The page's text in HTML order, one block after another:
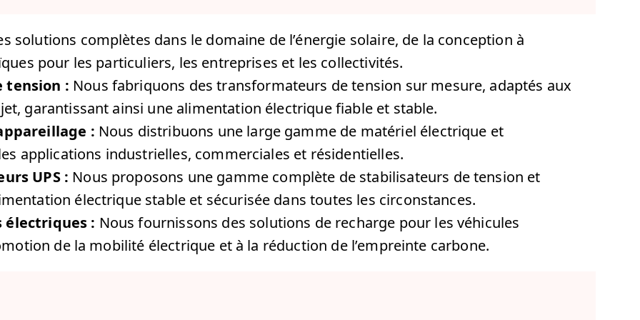
solutions complètes dans le domaine de l’énergie solaire, de la conception à
pour les particuliers, les entreprises et les collectivités.
tension : Nous fabriquons des transformateurs de tension sur mesure, adaptés aux
garantissant ainsi une alimentation électrique fiable et stable.
: Nous distribuons une large gamme de matériel électrique et
applications industrielles, commerciales et résidentielles.
UPS : Nous proposons une gamme complète de stabilisateurs de tension et
électrique stable et sécurisée dans toutes les circonstances.
électriques : Nous fournissons des solutions de recharge pour les véhicules
de la mobilité électrique et à la réduction de l’empreinte carbone.